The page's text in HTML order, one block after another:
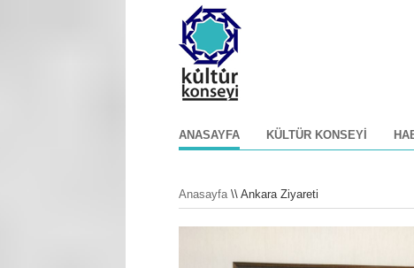
ANASAYFA KÜLTÜR KONSEYI
Anasayfa\\ Ankara Ziyareti